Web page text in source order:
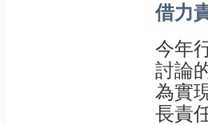
借力
今年
討論
為實
長責